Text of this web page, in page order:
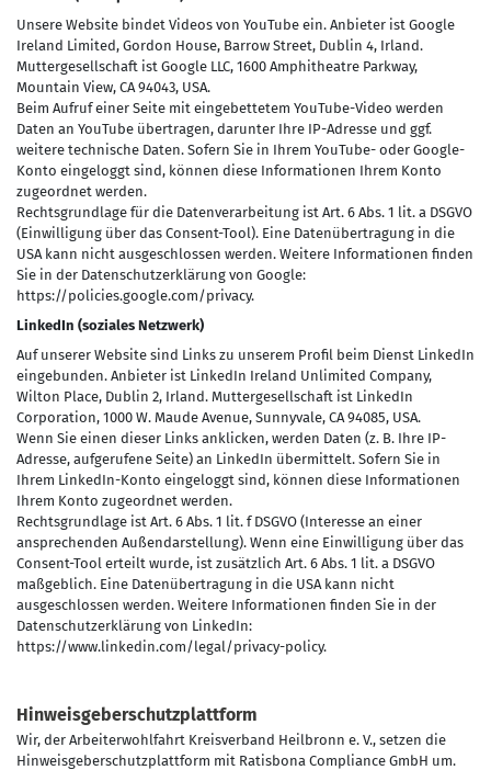
Unsere Website bindet Videos von YouTube ein. Anbieter ist Google
Ireland Limited, Gordon House, Barrow Street, Dublin 4, Irland.
Muttergesellschaft ist Google LLC, 1600 Amphitheatre Parkway,
Mountain View, CA 94043, USA.
Beim Aufruf einer Seite mit eingebettetem YouTube-Video werden
Daten an YouTube übertragen, darunter Ihre IP-Adresse und ggf.
weitere technische Daten. Sofern Sie in Ihrem YouTube- oder Google-
Konto eingeloggt sind, können diese Informationen Ihrem Konto
zugeordnet werden.
Rechtsgrundlage für die Datenverarbeitung ist Art. 6 Abs. 1 lit. a DSGVO
(Einwilligung über das Consent-Tool). Eine Datenübertragung in die
USA kann nicht ausgeschlossen werden. Weitere Informationen finden
Sie in der Datenschutzerklärung von Google:
https://policies.google.com/privacy.
LinkedIn (soziales Netzwerk)
Auf unserer Website sind Links zu unserem Profil beim Dienst LinkedIn
eingebunden. Anbieter ist LinkedIn Ireland Unlimited Company,
Wilton Place, Dublin 2, Irland. Muttergesellschaft ist LinkedIn
Corporation, 1000 W. Maude Avenue, Sunnyvale, CA 94085, USA.
Wenn Sie einen dieser Links anklicken, werden Daten (z. B. Ihre IP-
Adresse, aufgerufene Seite) an LinkedIn übermittelt. Sofern Sie in
Ihrem LinkedIn-Konto eingeloggt sind, können diese Informationen
Ihrem Konto zugeordnet werden.
Rechtsgrundlage ist Art. 6 Abs. 1 lit. f DSGVO (Interesse an einer
ansprechenden Außendarstellung). Wenn eine Einwilligung über das
Consent-Tool erteilt wurde, ist zusätzlich Art. 6 Abs. 1 lit. a DSGVO
maßgeblich. Eine Datenübertragung in die USA kann nicht
ausgeschlossen werden. Weitere Informationen finden Sie in der
Datenschutzerklärung von LinkedIn:
https://www.linkedin.com/legal/privacy-policy.
Hinweisgeberschutzplattform
Wir, der Arbeiterwohlfahrt Kreisverband Heilbronn e. V., setzen die
Hinweisgeberschutzplattform mit Ratisbona Compliance GmbH um.